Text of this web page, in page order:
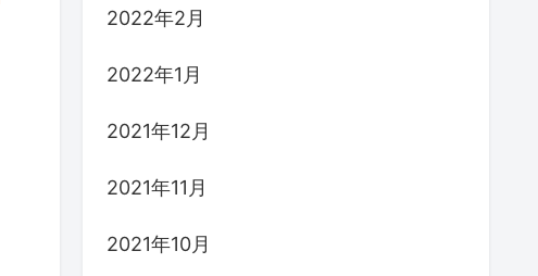
2022年2月
2022年1月
2021年12月
2021年11月
2021年10月